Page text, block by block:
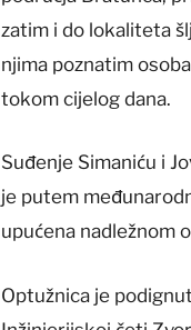
zatim i do lokaliteta
njima poznatim
tokom cijelog dana.
Suđenje Simaniću i
je putem
upućena nadležnom
Optužnica je